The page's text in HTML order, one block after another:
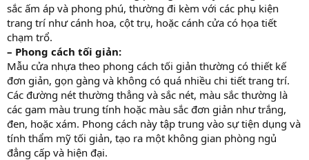
sắc ấm áp và phong phú, thường đi kèm với các phụ kiện
trang trí như cánh hoa, cột trụ, hoặc cánh cửa có họa tiết
chạm trổ.
– Phong cách tối giản:
Mẫu cửa nhựa theo phong cách tối giản thường có thiết kế
đơn giản, gọn gàng và không có quá nhiều chi tiết trang trí.
Các đường nét thường thẳng và sắc nét, màu sắc thường là
các gam màu trung tính hoặc màu sắc đơn giản như trắng,
đen, hoặc xám. Phong cách này tập trung vào sự tiện dụng và
tính thẩm mỹ tối giản, tạo ra một không gian phòng ngủ
đẳng cấp và hiện đại.